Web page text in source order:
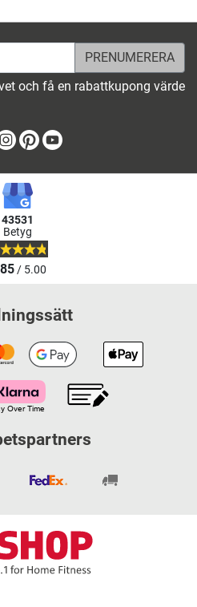
och få en rabattkupong värde
Instagram
Pinterest
43531
Betyg
/ 5.00